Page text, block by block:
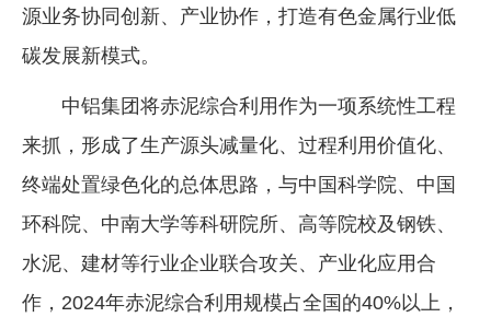
源业务协同创新、产业协作，打造有色金属行业低
碳发展新模式。
中铝集团将赤泥综合利用作为一项系统性工程
来抓，形成了生产源头减量化、过程利用价值化、
终端处置绿色化的总体思路，与中国科学院、中国
环科院、中南大学等科研院所、高等院校及钢铁、
水泥、建材等行业企业联合攻关、产业化应用合
作，2024年赤泥综合利用规模占全国的40%以上，